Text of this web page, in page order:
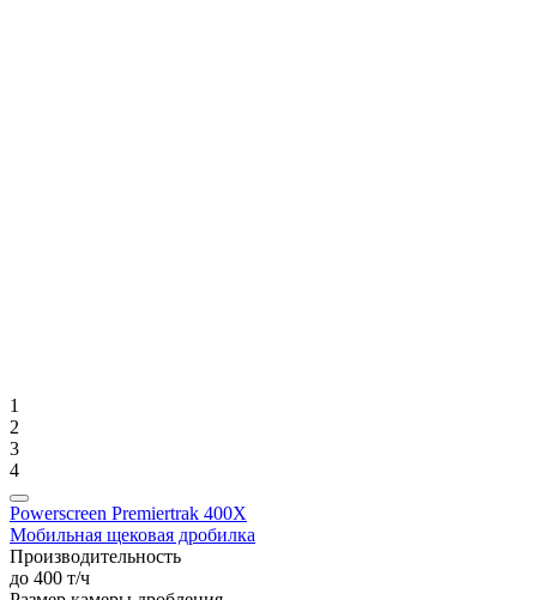
1
2
3
4
Powerscreen Premiertrak 400X
Мобильная щековая дробилка
Производительность
до 400 т/ч